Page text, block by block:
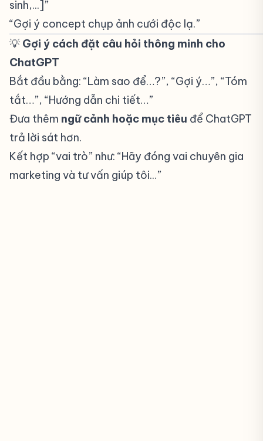
sinh,...]”
“Gợi ý concept chụp ảnh cưới độc lạ.”
💡 Gợi ý cách đặt câu hỏi thông minh cho
ChatGPT
Bắt đầu bằng: “Làm sao để…?”, “Gợi ý…”, “Tóm
tắt…”, “Hướng dẫn chi tiết…”
Đưa thêm ngữ cảnh hoặc mục tiêu để ChatGPT
trả lời sát hơn.
Kết hợp “vai trò” như: “Hãy đóng vai chuyên gia
marketing và tư vấn giúp tôi...”